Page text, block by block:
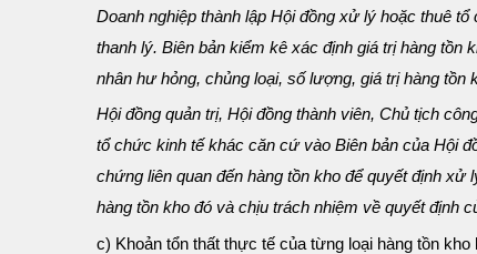
Doanh nghiệp thành lập Hội đồng xử lý hoặc thuê
thanh lý. Biên bản kiểm kê xác định giá trị hàng tồn
nhân hư hỏng, chủng loại, số lượng, giá trị hàng tồn
Hội đồng quản trị, Hội đồng thành viên, Chủ tịch
tổ chức kinh tế khác căn cứ vào Biên bản của Hội
chứng liên quan đến hàng tồn kho để quyết định
hàng tồn kho đó và chịu trách nhiệm về quyết định
c) Khoản tổn thất thực tế của từng loại hàng tồn